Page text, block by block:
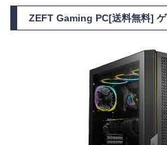
ZEFT Gaming PC[送料無料]